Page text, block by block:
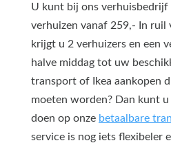
U kunt bij ons verhuisbedrijf
verhuizen vanaf 259,- In ruil
krijgt u 2 verhuizers en een
halve middag tot uw
transport of Ikea aankopen
moeten worden? Dan kunt
doen op onze betaalbare
service is nog iets flexibeler